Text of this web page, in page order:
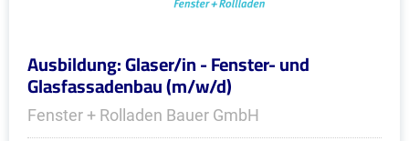
Ausbildung: Glaser/in - Fenster- und
Glasfassadenbau (m/w/d)
Fenster + Rolladen Bauer GmbH